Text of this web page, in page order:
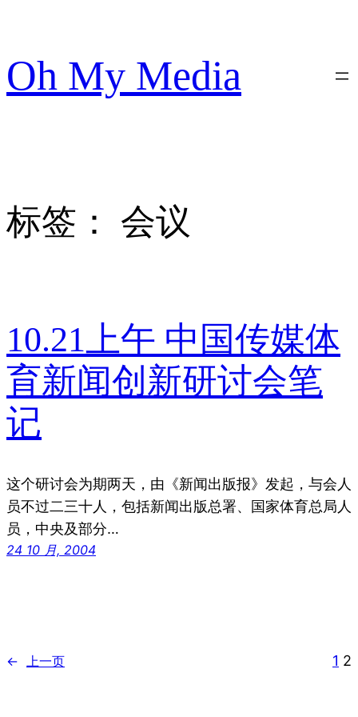
内
容
Oh My Media
标签： 会议
10.21上午 中国传媒体
育新闻创新研讨会笔
记
这个研讨会为期两天，由《新闻出版报》发起，与会人
员不过二三十人，包括新闻出版总署、国家体育总局人
员，中央及部分…
24 10 月, 2004
← 上一页 1 2